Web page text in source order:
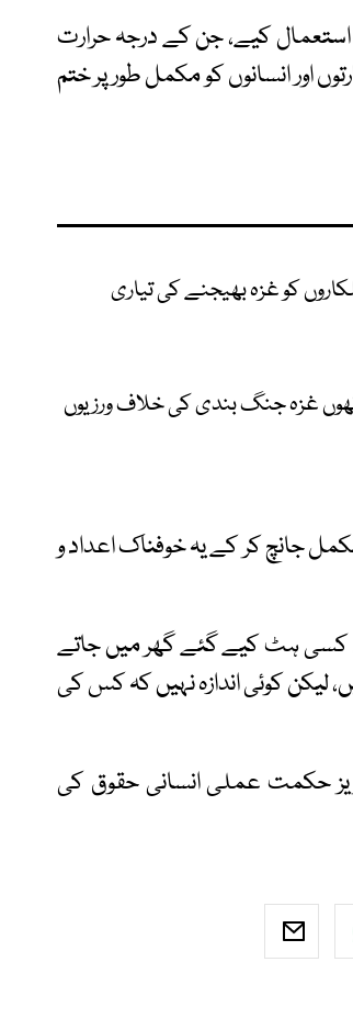
استعمال کیے، جن کے درجہ حرارت
اور انسانوں کو مکمل طور پر ختم
کے ہاتھوں غزہ جنگ بندی کی خلاف ورزیوں
جانچ کر کے یہ خوفناک اعداد و
کسی ہٹ کیے گئے گھر میں جاتے
لیکن کوئی اندازہ نہیں کہ کس کی
حکمت عملی انسانی حقوق کی